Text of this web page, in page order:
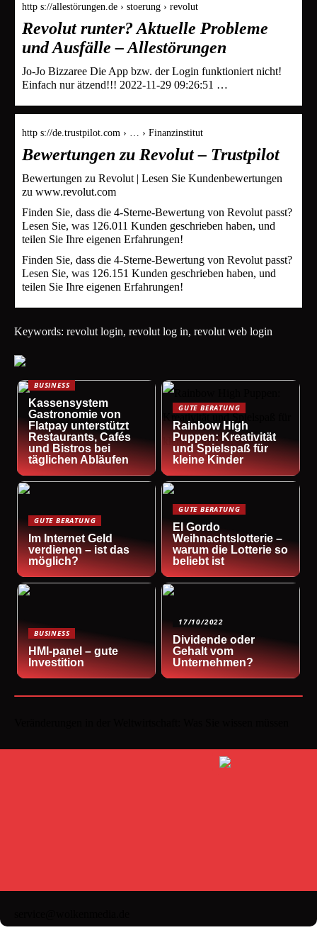
http s://allestörungen.de › stoerung › revolut
Revolut runter? Aktuelle Probleme
und Ausfälle – Allestörungen
Jo-Jo Bizzaree Die App bzw. der Login funktioniert nicht!
Einfach nur ätzend!!! 2022-11-29 09:26:51 …
http s://de.trustpilot.com › … › Finanzinstitut
Bewertungen zu Revolut – Trustpilot
Bewertungen zu Revolut | Lesen Sie Kundenbewertungen
zu www.revolut.com
Finden Sie, dass die 4-Sterne-Bewertung von Revolut passt?
Lesen Sie, was 126.011 Kunden geschrieben haben, und
teilen Sie Ihre eigenen Erfahrungen!
Finden Sie, dass die 4-Sterne-Bewertung von Revolut passt?
Lesen Sie, was 126.151 Kunden geschrieben haben, und
teilen Sie Ihre eigenen Erfahrungen!
Keywords: revolut login, revolut log in, revolut web login
BUSINESS
Kassensystem
Gastronomie von
Flatpay unterstützt
Restaurants, Cafés
und Bistros bei
täglichen Abläufen
GUTE BERATUNG
Rainbow High
Puppen: Kreativität
und Spielspaß für
kleine Kinder
GUTE BERATUNG
Im Internet Geld
verdienen – ist das
möglich?
GUTE BERATUNG
El Gordo
Weihnachtslotterie –
warum die Lotterie so
beliebt ist
BUSINESS
HMI-panel – gute
Investition
17/10/2022
Dividende oder
Gehalt vom
Unternehmen?